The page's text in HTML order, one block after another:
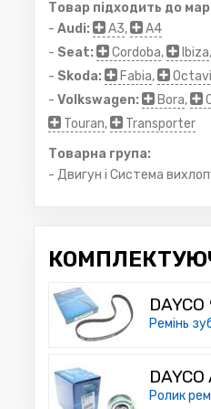
Товар підходить до
- Audi: A3,
A4
- Seat: Cordoba, Ibiza,
- Skoda: Fabia,
- Volkswagen: Bora,
Touran,
Transporter
Товарна група:
- Двигун і Система
Ремінь
Ролик